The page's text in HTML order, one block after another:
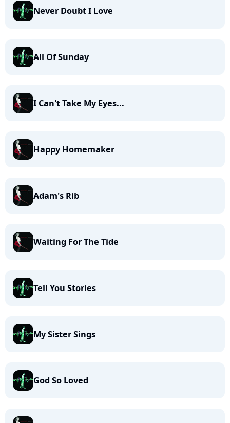
Never Doubt I Love
All Of Sunday
I Can't Take My Eyes...
Happy Homemaker
Adam's Rib
Waiting For The Tide
Tell You Stories
My Sister Sings
God So Loved